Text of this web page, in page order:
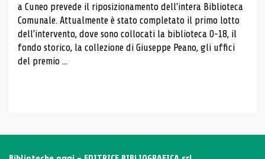
a Cuneo prevede il riposizionamento dell'intera Biblioteca
Comunale. Attualmente è stato completato il primo lotto
dell'intervento, dove sono collocati la biblioteca 0-18, il
fondo storico, la collezione di Giuseppe Peano, gli uffici
del premio ...